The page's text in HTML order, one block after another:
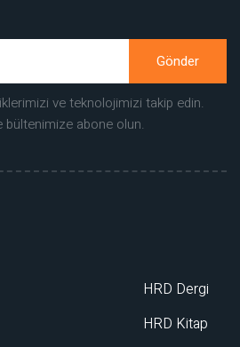
Gönder
ve teknolojimizi takip edin.
bültenimize abone olun.
HRD Dergi
HRD Kitap